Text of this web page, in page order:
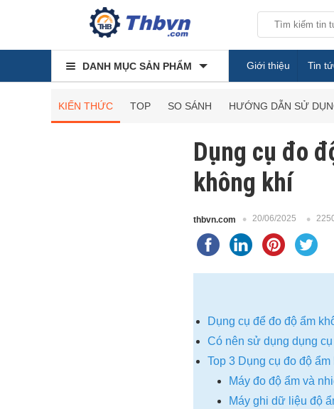
DANH MỤC SẢN PHẨM Giới thiệu Tin
KIẾN THỨC TOP SO SÁNH HƯỚNG DẪN SỬ
Dụng cụ đo
không khí
thbvn.com 20/06/2025
Dụng cụ để đo độ ẩm
Có nên sử dụng dụng
Top 3 Dụng cụ đo độ
Máy đo độ ẩm và
Máy ghi dữ liệu độ